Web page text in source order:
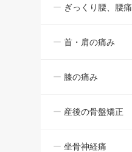
ぎっくり腰、腰痛
首・肩の痛み
膝の痛み
産後の骨盤矯正
坐骨神経痛